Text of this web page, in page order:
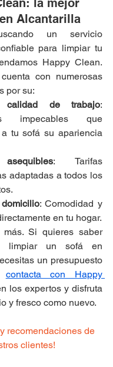
Alcantarilla
un servicio
para limpiar tu
Happy Clean.
con numerosas
por su:
calidad de trabajo:
impecables que
tu sofá su apariencia
: Tarifas
adaptadas a todos los
: Comodidad y
en tu hogar.
Si quieres saber
limpiar un sofá en
un presupuesto
contacta con Happy
los expertos y disfruta
y fresco como nuevo.
recomendaciones de
clientes!